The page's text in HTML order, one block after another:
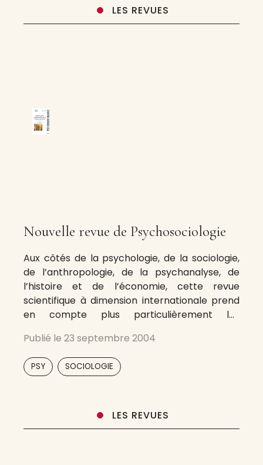
LES REVUES
Nouvelle revue de Psychosociologie
Aux côtés de la psychologie, de la sociologie,
de l’anthropologie, de la psychanalyse, de
l’histoire et de l’économie, cette revue
scientifique à dimension internationale prend
en compte plus particulièrement les
représentations sociales et processus
inconscients. Ces travaux se situent dans les
champs de la santé, de l’éducation, du travail,
Publié le 23 septembre 2004
PSY SOCIOLOGIE
LES REVUES